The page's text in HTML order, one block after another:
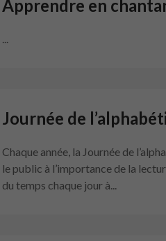
Apprendre en
...
Journée de
Chaque année, la Journée de
le public à l’importance de la
du temps chaque jour à...